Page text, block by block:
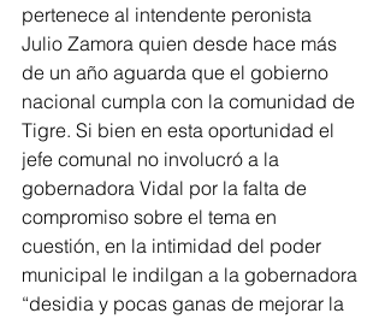
pertenece al intendente peronista
Julio Zamora quien desde hace más
de un año aguarda que el gobierno
nacional cumpla con la comunidad de
Tigre. Si bien en esta oportunidad el
jefe comunal no involucró a la
gobernadora Vidal por la falta de
compromiso sobre el tema en
cuestión, en la intimidad del poder
municipal le indilgan a la gobernadora
“desidia y pocas ganas de mejorar la